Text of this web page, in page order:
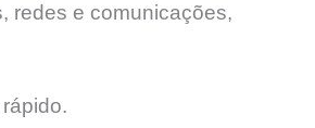
redes e comunicações,